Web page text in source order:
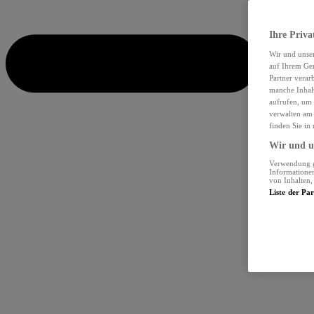
Ihre
Wir und
auf Ihrem
Partner
manche
aufrufen, um
verwalten
finden Sie in
Wir und
Verwendung
von Inhalten,
Liste der